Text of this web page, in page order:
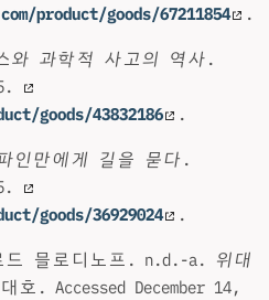
product/goods/67211854 .
와 과학적 사고의 역사 .
goods/43832186
.
인만에게 길을 묻다 .
goods/36929024
.
드 믈로디노프. n.d.-a.
위대
호. Accessed December 14,